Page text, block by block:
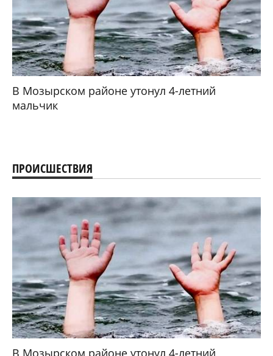
В Мозырском районе утонул 4-летний
мальчик
ПРОИСШЕСТВИЯ
В Мозырском районе утонул 4-летний